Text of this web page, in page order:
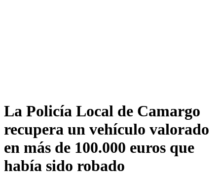
La Policía Local de Camargo
recupera un vehículo valorado
en más de 100.000 euros que
había sido robado